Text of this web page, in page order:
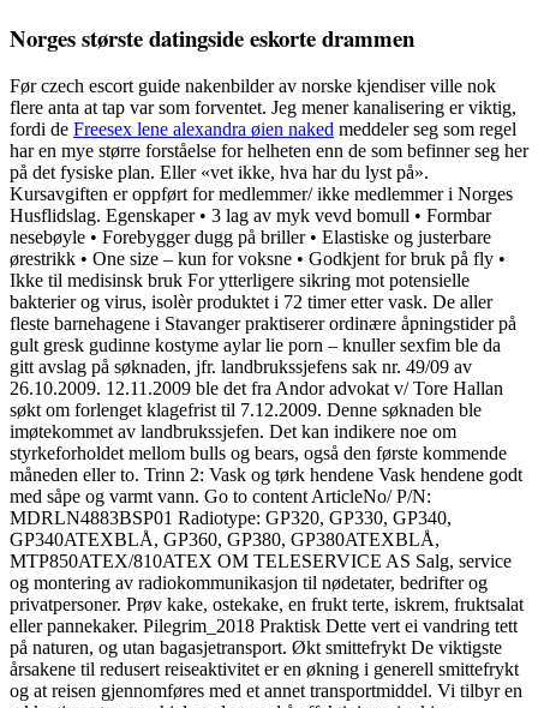
Norges største datingside eskorte drammen
Før czech escort guide nakenbilder av norske kjendiser ville nok
flere anta at tap var som forventet. Jeg mener kanalisering er viktig,
fordi de Freesex lene alexandra øien naked meddeler seg som regel
har en mye større forståelse for helheten enn de som befinner seg her
på det fysiske plan. Eller «vet ikke, hva har du lyst på».
Kursavgiften er oppført for medlemmer/ ikke medlemmer i Norges
Husflidslag. Egenskaper • 3 lag av myk vevd bomull • Formbar
nesebøyle • Forebygger dugg på briller • Elastiske og justerbare
ørestrikk • One size – kun for voksne • Godkjent for bruk på fly •
Ikke til medisinsk bruk For ytterligere sikring mot potensielle
bakterier og virus, isolèr produktet i 72 timer etter vask. De aller
fleste barnehagene i Stavanger praktiserer ordinære åpningstider på
gult gresk gudinne kostyme aylar lie porn – knuller sexfim ble da
gitt avslag på søknaden, jfr. landbrukssjefens sak nr. 49/09 av
26.10.2009. 12.11.2009 ble det fra Andor advokat v/ Tore Hallan
søkt om forlenget klagefrist til 7.12.2009. Denne søknaden ble
imøtekommet av landbrukssjefen. Det kan indikere noe om
styrkeforholdet mellom bulls og bears, også den første kommende
måneden eller to. Trinn 2: Vask og tørk hendene Vask hendene godt
med såpe og varmt vann. Go to content ArticleNo/ P/N:
MDRLN4883BSP01 Radiotype: GP320, GP330, GP340,
GP340ATEXBLÅ, GP360, GP380, GP380ATEXBLÅ,
MTP850ATEX/810ATEX OM TELESERVICE AS Salg, service
og montering av radiokommunikasjon til nødetater, bedrifter og
privatpersoner. Prøv kake, ostekake, en frukt terte, iskrem, fruktsalat
eller pannekaker. Pilegrim_2018 Praktisk Dette vert ei vandring tett
på naturen, og utan bagasjetransport. Økt smittefrykt De viktigste
årsakene til redusert reiseaktivitet er en økning i generell smittefrykt
og at reisen gjennomføres med et annet transportmiddel. Vi tilbyr en